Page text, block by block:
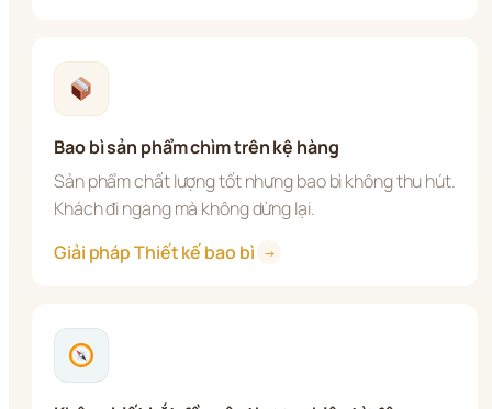
Bao bì sản phẩm chìm trên kệ hàng
Sản phẩm chất lượng tốt nhưng bao bì không thu hút.
Khách đi ngang mà không dừng lại.
Giải pháp Thiết kế bao bì
→